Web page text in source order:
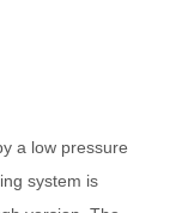
a low pressure
system is